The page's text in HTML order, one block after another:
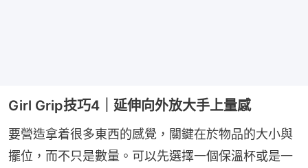
Girl Grip技巧4｜延伸向外放大手上量感
要營造拿着很多東西的感覺，關鍵在於物品的大小與
擺位，而不只是數量。可以先選擇一個保溫杯或是一